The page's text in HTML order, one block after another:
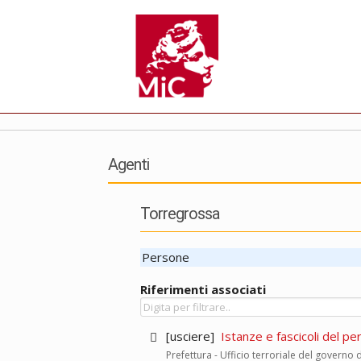
Agenti
Torregrossa
Persone
Riferimenti associati
[usciere] Istanze e fascicoli del
Prefettura - Ufficio terroriale del governo